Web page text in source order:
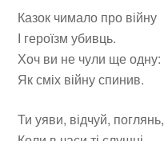
Казок чимало про війну
І героїзм убивць.
Хоч ви не чули ще одну:
Як сміх війну спинив.
Ти уяви, відчуй, поглянь,